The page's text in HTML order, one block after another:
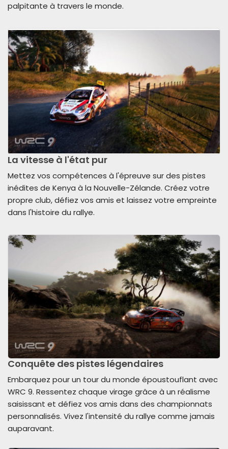
palpitante à travers le monde.
La vitesse à l'état pur
Mettez vos compétences à l'épreuve sur des pistes
inédites de Kenya à la Nouvelle-Zélande. Créez votre
propre club, défiez vos amis et laissez votre empreinte
dans l'histoire du rallye.
Conquête des pistes légendaires
Embarquez pour un tour du monde époustouflant avec
WRC 9. Ressentez chaque virage grâce à un réalisme
saisissant et défiez vos amis dans des championnats
personnalisés. Vivez l'intensité du rallye comme jamais
auparavant.